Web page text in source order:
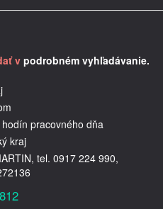
v podrobném vyhľadávanie.
pracovného dňa
kraj
tel. 0917 224 990,